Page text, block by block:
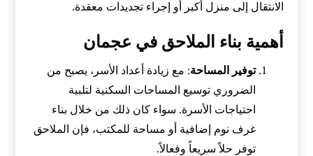
الانتقال إلى منزل أكبر أو إجراء تجديدات معقدة.
أهمية بناء الملاحق في عجمان
توفير المساحة: مع زيادة أعداد الأسر، يصبح من
الضروري توسيع المساحات السكنية لتلبية
احتياجات الأسرة. سواء كان ذلك من خلال بناء
غرف نوم إضافية أو مساحة للمكتب، فإن الملاحق
توفر حلاً سريعاً وفعالاً.